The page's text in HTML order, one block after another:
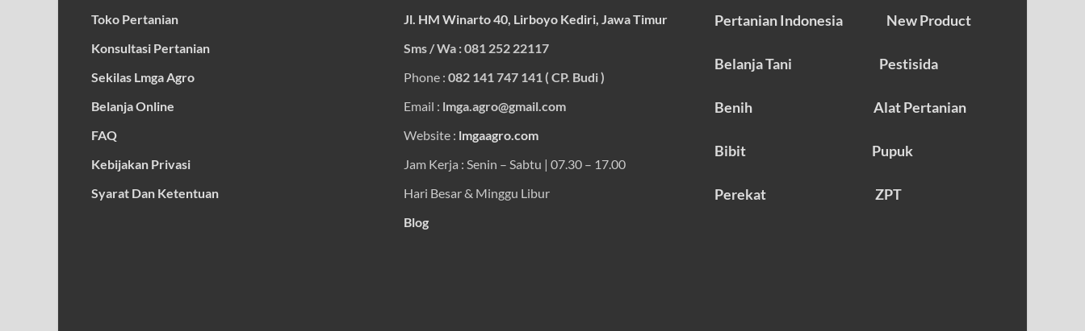
Toko Pertanian
Konsultasi Pertanian
Sekilas Lmga Agro
Belanja Online
FAQ
Kebijakan Privasi
Syarat Dan Ketentuan
Jl. HM Winarto 40, Lirboyo Kediri, Jawa Timur
Sms / Wa : 081 252 22117
Phone : 082 141 747 141 ( CP. Budi )
Email : lmga.agro@gmail.com
Website : lmgaagro.com
Jam Kerja : Senin – Sabtu | 07.30 – 17.00
Hari Besar & Minggu Libur
Blog
Pertanian Indonesia New Product
Belanja Tani Pestisida
Benih Alat Pertanian
Bibit Pupuk
Perekat ZPT